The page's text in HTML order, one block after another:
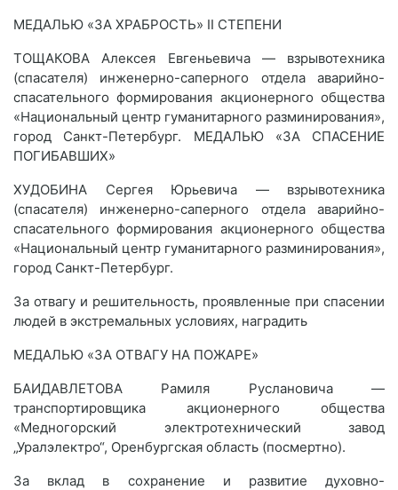
МЕДАЛЬЮ «ЗА ХРАБРОСТЬ» II СТЕПЕНИ
ТОЩАКОВА Алексея Евгеньевича — взрывотехника
(спасателя) инженерно-саперного отдела аварийно-
спасательного формирования акционерного общества
«Национальный центр гуманитарного разминирования»,
город Санкт-Петербург. МЕДАЛЬЮ «ЗА СПАСЕНИЕ
ПОГИБАВШИХ»
ХУДОБИНА Сергея Юрьевича — взрывотехника
(спасателя) инженерно-саперного отдела аварийно-
спасательного формирования акционерного общества
«Национальный центр гуманитарного разминирования»,
город Санкт-Петербург.
За отвагу и решительность, проявленные при спасении
людей в экстремальных условиях, наградить
МЕДАЛЬЮ «ЗА ОТВАГУ НА ПОЖАРЕ»
БАИДАВЛЕТОВА Рамиля Руслановича —
транспортировщика акционерного общества
«Медногорский электротехнический завод
„Уралэлектро“, Оренбургская область (посмертно).
За вклад в сохранение и развитие духовно-